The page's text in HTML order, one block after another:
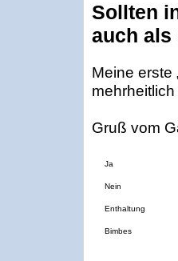
Sollten
auch als
Meine erste
Gruß vom
Ja
Nein
Enthaltung
Bimbes